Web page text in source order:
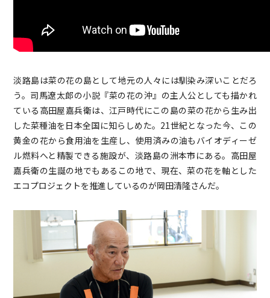
淡路島は菜の花の島として地元の人々には馴染み深いことだろ
う。司馬遼太郎の小説『菜の花の沖』の主人公としても描かれ
ている高田屋嘉兵衛は、江戸時代にこの島の菜の花から生み出
した菜種油を日本全国に知らしめた。21世紀となった今、この
黄金の花から食用油を生産し、使用済みの油もバイオディーゼ
ル燃料へと精製できる施設が、淡路島の洲本市にある。高田屋
嘉兵衛の生誕の地でもあるこの地で、現在、菜の花を軸とした
エコプロジェクトを推進しているのが岡田清隆さんだ。